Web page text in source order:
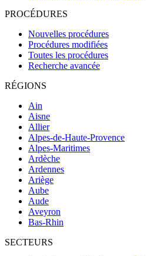
PROCÉDURES
Nouvelles procédures
Procédures modifiées
Toutes les procédures
Recherche avancée
RÉGIONS
Ain
Aisne
Allier
Alpes-de-Haute-Provence
Alpes-Maritimes
Ardèche
Ardennes
Ariège
Aube
Aude
Aveyron
Bas-Rhin
SECTEURS